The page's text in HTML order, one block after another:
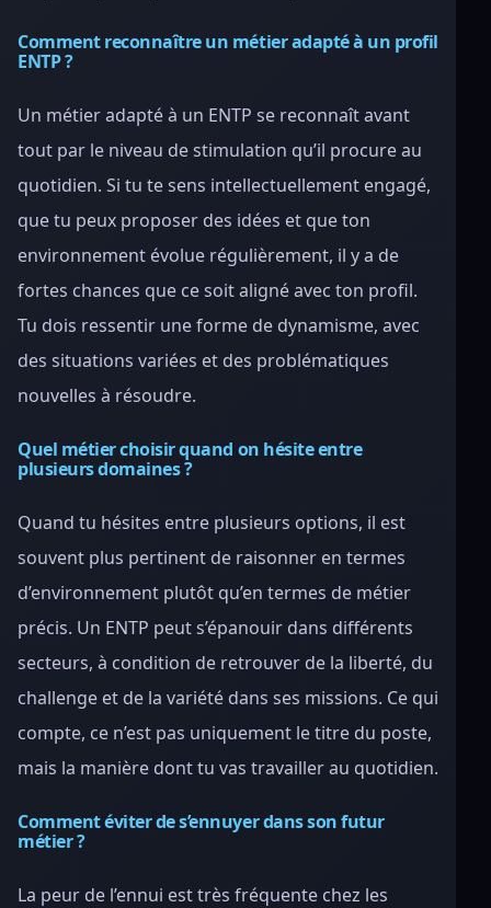
Comment reconnaître un métier adapté à un profil
ENTP ?
Un métier adapté à un ENTP se reconnaît avant
tout par le niveau de stimulation qu’il procure au
quotidien. Si tu te sens intellectuellement engagé,
que tu peux proposer des idées et que ton
environnement évolue régulièrement, il y a de
fortes chances que ce soit aligné avec ton profil.
Tu dois ressentir une forme de dynamisme, avec
des situations variées et des problématiques
nouvelles à résoudre.
Quel métier choisir quand on hésite entre
plusieurs domaines ?
Quand tu hésites entre plusieurs options, il est
souvent plus pertinent de raisonner en termes
d’environnement plutôt qu’en termes de métier
précis. Un ENTP peut s’épanouir dans différents
secteurs, à condition de retrouver de la liberté, du
challenge et de la variété dans ses missions. Ce qui
compte, ce n’est pas uniquement le titre du poste,
mais la manière dont tu vas travailler au quotidien.
Comment éviter de s’ennuyer dans son futur
métier ?
La peur de l’ennui est très fréquente chez les